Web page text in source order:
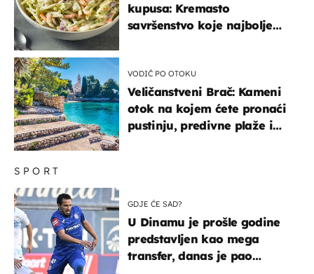
SPORT
GDJE ĆE SAD?
U Dinamu je prošle godine
predstavljen kao mega
transfer, danas je pao
kupusa: Kremasto
savršenstvo koje najbolje
VODIČ PO OTOKU
Veličanstveni Brač: Kameni
otok na kojem ćete pronaći
pustinju, predivne plaže i